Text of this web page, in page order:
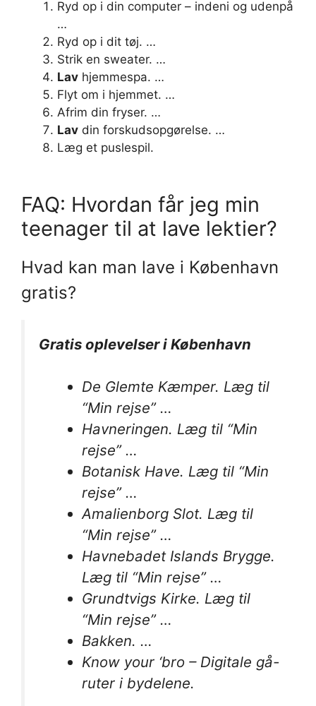
Ryd op i din computer – indeni og udenpå
…
Ryd op i dit tøj. …
Strik en sweater. …
Lav hjemmespa. …
Flyt om i hjemmet. …
Afrim din fryser. …
Lav din forskudsopgørelse. …
Læg et puslespil.
FAQ: Hvordan får jeg min
teenager til at lave lektier?
Hvad kan man lave i København
gratis?
Gratis oplevelser i København
De Glemte Kæmper. Læg til
“Min rejse” …
Havneringen. Læg til “Min
rejse” …
Botanisk Have. Læg til “Min
rejse” …
Amalienborg Slot. Læg til
“Min rejse” …
Havnebadet Islands Brygge.
Læg til “Min rejse” …
Grundtvigs Kirke. Læg til
“Min rejse” …
Bakken. …
Know your ‘bro – Digitale gå-
ruter i bydelene.